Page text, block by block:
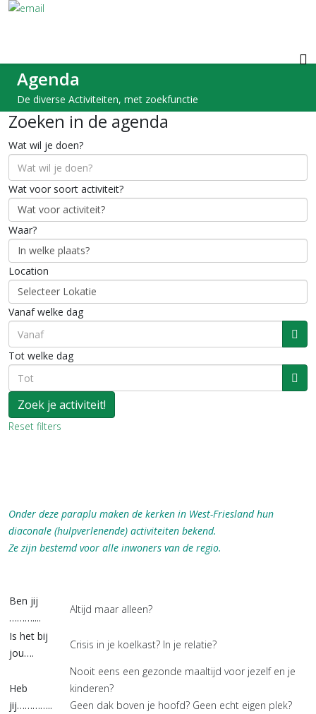
Agenda
De diverse Activiteiten, met zoekfunctie
Zoeken in de agenda
Wat wil je doen?
Wat voor soort activiteit?
Waar?
Location
Vanaf welke dag
Tot welke dag
Reset filters
Onder deze paraplu maken de kerken in West-Friesland hun
diaconale (hulpverlenende) activiteiten bekend.
Ze zijn bestemd voor alle inwoners van de regio.
Ben jij
………....
Altijd maar alleen?
Is het bij
jou….
Crisis in je koelkast? In je relatie?
Heb
jij…………..
Nooit eens een gezonde maaltijd voor jezelf en je
kinderen?
Geen dak boven je hoofd? Geen echt eigen plek?